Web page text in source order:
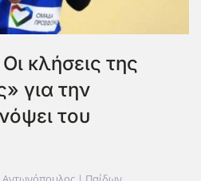
κλήσεις της
για την
του